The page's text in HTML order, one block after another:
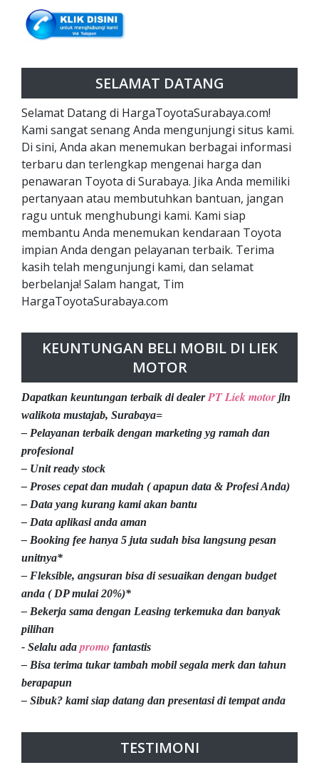
SELAMAT DATANG
Selamat Datang di HargaToyotaSurabaya.com!
Kami sangat senang Anda mengunjungi situs kami.
Di sini, Anda akan menemukan berbagai informasi
terbaru dan terlengkap mengenai harga dan
penawaran Toyota di Surabaya. Jika Anda memiliki
pertanyaan atau membutuhkan bantuan, jangan
ragu untuk menghubungi kami. Kami siap
membantu Anda menemukan kendaraan Toyota
impian Anda dengan pelayanan terbaik. Terima
kasih telah mengunjungi kami, dan selamat
berbelanja! Salam hangat, Tim
HargaToyotaSurabaya.com
KEUNTUNGAN BELI MOBIL DI LIEK
MOTOR
Dapatkan keuntungan terbaik di dealerPT Liek motor jln
walikota mustajab, Surabaya=
– Pelayanan terbaik dengan marketing yg ramah dan
profesional
– Unit ready stock
– Proses cepat dan mudah ( apapun data & Profesi Anda)
– Data yang kurang kami akan bantu
– Data aplikasi anda aman
– Booking fee hanya 5 juta sudah bisa langsung pesan
unitnya*
– Fleksible, angsuran bisa di sesuaikan dengan budget
anda ( DP mulai 20%)*
– Bekerja sama dengan Leasing terkemuka dan banyak
pilihan
- Selalu ada promo fantastis
– Bisa terima tukar tambah mobil segala merk dan tahun
berapapun
– Sibuk? kami siap datang dan presentasi di tempat anda
TESTIMONI